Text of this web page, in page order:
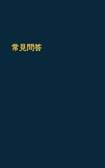
常見問答